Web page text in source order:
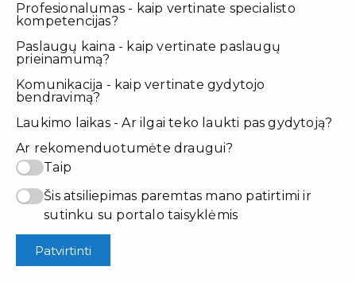
Profesionalumas - kaip vertinate specialisto
kompetencijas?
Paslaugų kaina - kaip vertinate paslaugų
prieinamumą?
Komunikacija - kaip vertinate gydytojo
bendravimą?
Laukimo laikas - Ar ilgai teko laukti pas gydytoją?
Ar rekomenduotumėte draugui?
Taip
Šis atsiliepimas paremtas mano patirtimi ir
sutinku su portalo taisyklėmis
Patvirtinti